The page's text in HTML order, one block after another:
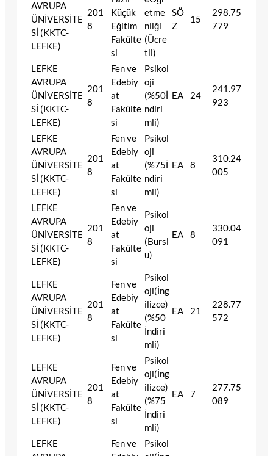
AVRUPA
ÜNİVERSİTE
Sİ (KKTC-
LEFKE)
201
8
Küçük
Eğitim
Fakülte
si
etme
nliği
(Ücre
tli)
SÖ
Z
15
298.75
779
LEFKE
AVRUPA
ÜNİVERSİTE
Sİ (KKTC-
LEFKE)
201
8
Fen ve
Edebiy
at
Fakülte
si
Psikol
oji
(%50İ
ndiri
mli)
EA 24
241.97
923
LEFKE
AVRUPA
ÜNİVERSİTE
Sİ (KKTC-
LEFKE)
201
8
Fen ve
Edebiy
at
Fakülte
si
Psikol
oji
(%75İ
ndiri
mli)
EA 8
310.24
005
LEFKE
AVRUPA
ÜNİVERSİTE
Sİ (KKTC-
LEFKE)
201
8
Fen ve
Edebiy
at
Fakülte
si
Psikol
oji
(Bursl
u)
EA 8
330.04
091
LEFKE
AVRUPA
ÜNİVERSİTE
Sİ (KKTC-
LEFKE)
201
8
Fen ve
Edebiy
at
Fakülte
si
Psikol
oji(İng
ilizce)
(%50
İndiri
mli)
EA 21
228.77
572
LEFKE
AVRUPA
ÜNİVERSİTE
Sİ (KKTC-
LEFKE)
201
8
Fen ve
Edebiy
at
Fakülte
si
Psikol
oji(İng
ilizce)
(%75
İndiri
mli)
EA 7
277.75
089
LEFKE
Fen ve
Psikol